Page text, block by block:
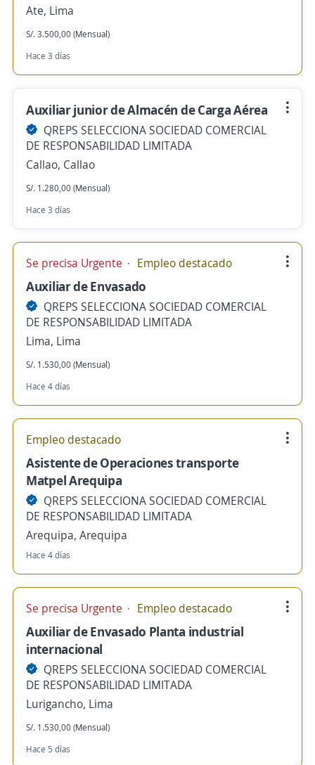
Ate, Lima
S/. 3.500,00 (Mensual)
Hace 3 días
Auxiliar junior de Almacén de Carga Aérea
QREPS SELECCIONA SOCIEDAD COMERCIAL
DE RESPONSABILIDAD LIMITADA
Callao, Callao
S/. 1.280,00 (Mensual)
Hace 3 días
Se precisa Urgente Empleo destacado
Auxiliar de Envasado
QREPS SELECCIONA SOCIEDAD COMERCIAL
DE RESPONSABILIDAD LIMITADA
Lima, Lima
S/. 1.530,00 (Mensual)
Hace 4 días
Empleo destacado
Asistente de Operaciones transporte
Matpel Arequipa
QREPS SELECCIONA SOCIEDAD COMERCIAL
DE RESPONSABILIDAD LIMITADA
Arequipa, Arequipa
Hace 4 días
Se precisa Urgente Empleo destacado
Auxiliar de Envasado Planta industrial
internacional
QREPS SELECCIONA SOCIEDAD COMERCIAL
DE RESPONSABILIDAD LIMITADA
Lurigancho, Lima
S/. 1.530,00 (Mensual)
Hace 5 días